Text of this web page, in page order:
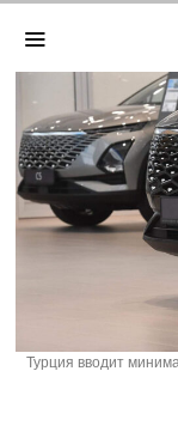
Турция вводит